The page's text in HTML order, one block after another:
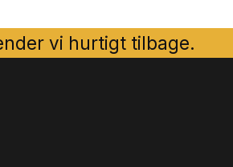
vi hurtigt tilbage.